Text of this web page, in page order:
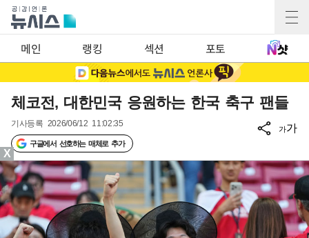
메인 랭킹 섹션 포토
체코전, 대한민국 응원하는 한국 축구 팬들
기사등록 2026/06/12 11:02:35
구글에서 선호하는 매체로 추가
가가
X